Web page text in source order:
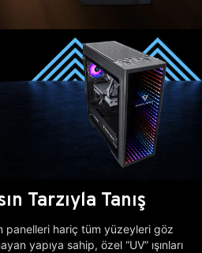
Tarzıyla Tanış
panelleri hariç tüm yüzeyleri göz
yapıya sahip, özel “UV” ışınları